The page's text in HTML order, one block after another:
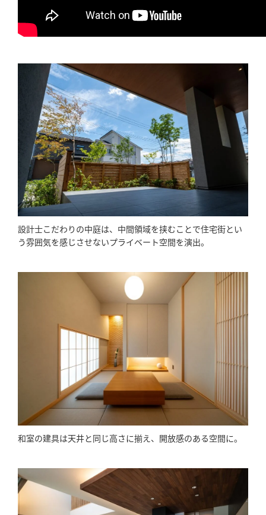
設計士こだわりの中庭は、中間領域を挟むことで住宅街とい
う雰囲気を感じさせないプライベート空間を演出。
和室の建具は天井と同じ高さに揃え、開放感のある空間に。